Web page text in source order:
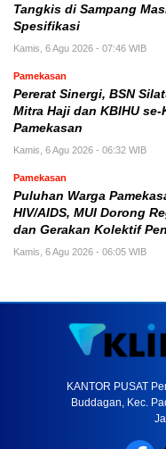
Tangkis di Sampang
Spesifikasi
Kamis, 6 Agu 2026 - 07:46 WIB
Pamekasan
Pererat Sinergi, BSN
Mitra Haji dan KBIHU se-
Pamekasan
Kamis, 6 Agu 2026 - 06:32 WIB
Pamekasan
Puluhan Warga
HIV/AIDS, MUI Dorong
dan Gerakan Kolektif
Kamis, 6 Agu 2026 - 06:05 WIB
KANTOR PUSAT
Buddagan, Kec.